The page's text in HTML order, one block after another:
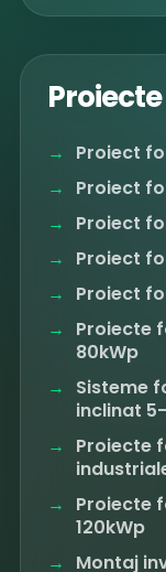
Proiect
Proiect
Proiect
Proiect
Proiect
Proiecte
80kWp
Sisteme
inclinat
Proiecte
Proiecte
120kWp
Montaj